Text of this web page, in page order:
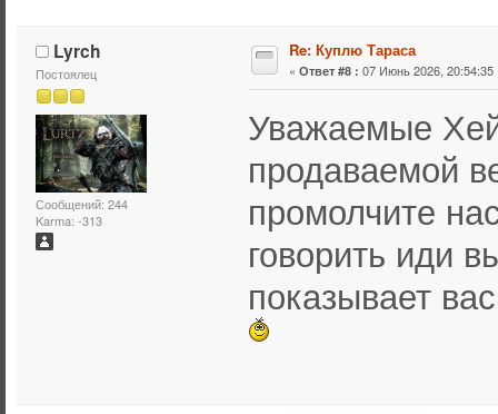
Lyrch
Постоялец
Сообщений: 244
Karma: -313
Re: Куплю Тараса
« Ответ #8 : 07 Июнь 2026, 20:54:35
Уважаемые
продаваемой
промолчите
говорить иди
показывает